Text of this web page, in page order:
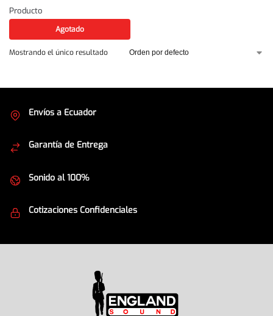
Producto
Agotado
Mostrando el único resultado
Envíos a Ecuador
Garantía de Entrega
Sonido al 100%
Cotizaciones Confidenciales